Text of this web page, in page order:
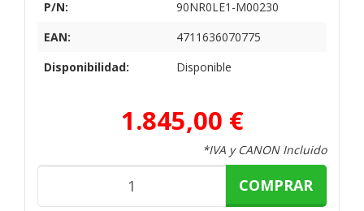
P/N:
90NR0LE1-M00230
EAN:
4711636070775
Disponibilidad:
Disponible
1.845,00 €
*IVA y CANON Incluido
COMPRAR